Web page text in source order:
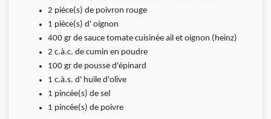
2 pièce(s) de poivron rouge
1 pièce(s) d' oignon
400 gr de sauce tomate cuisinée ail et oignon (heinz)
2 c.à.c. de cumin en poudre
100 gr de pousse d'épinard
1 c.à.s. d' huile d'olive
1 pincée(s) de sel
1 pincée(s) de poivre